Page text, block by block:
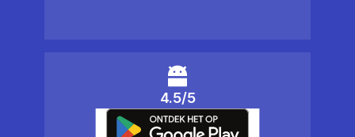
4.5/5